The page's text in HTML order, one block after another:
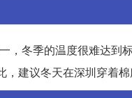
一，冬季的温度很难达
建议冬天在深圳穿着棉